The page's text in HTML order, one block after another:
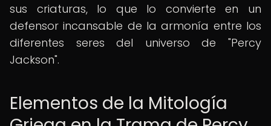
sus criaturas, lo que lo convierte en un
defensor incansable de la armonía entre los
diferentes seres del universo de "Percy
Jackson".
Elementos de la Mitología